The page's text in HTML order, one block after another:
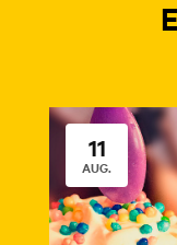
11
AUG.